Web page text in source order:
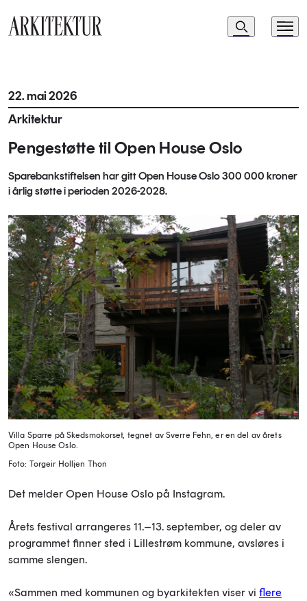
Navigasjon
Søk Meny
22. mai 2026
Arkitektur
Pengestøtte til Open House Oslo
Sparebankstiftelsen har gitt Open House Oslo 300 000 kroner
i årlig støtte i perioden 2026-2028.
Villa Sparre på Skedsmokorset, tegnet av Sverre Fehn, er en del av årets
Open House Oslo.
Foto: Torgeir Holljen Thon
Det melder Open House Oslo på Instagram.
Årets festival arrangeres 11.–13. september, og deler av
programmet finner sted i Lillestrøm kommune, avsløres i
samme slengen.
«Sammen med kommunen og byarkitekten viser vi flere